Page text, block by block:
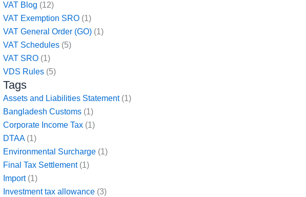
VAT Blog (12)
VAT Exemption SRO (1)
VAT General Order (GO) (1)
VAT Schedules (5)
VAT SRO (1)
VDS Rules (5)
Tags
Assets and Liabilities Statement(1)
Bangladesh Customs (1)
Corporate Income Tax (1)
DTAA(1)
Environmental Surcharge (1)
Final Tax Settlement(1)
Import(1)
Investment tax allowance (3)